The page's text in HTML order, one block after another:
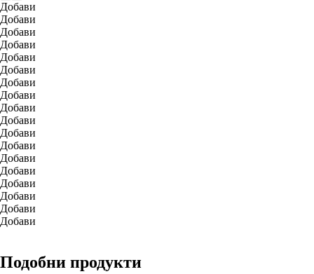
Добави
Добави
Добави
Добави
Добави
Добави
Добави
Добави
Добави
Добави
Добави
Добави
Добави
Добави
Добави
Добави
Добави
Добави
Подобни продукти